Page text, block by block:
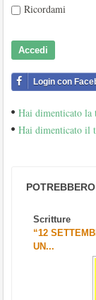
Ricordami
Accedi
Login con
Hai dimenticato la
Hai dimenticato il
Scritture
“12
UN...